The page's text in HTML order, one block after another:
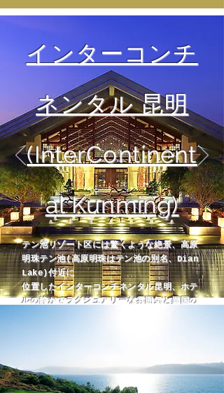
インターコンチ
ネンタル 昆明
(InterContinent
al Kunming)
テン池リゾート区には驚くような絶景、高原
明珠テン池(高原明珠はテン池の別名、Dian
Lake)付近に
位置したインターコンチネンタル昆明、ホテ
ルの静かでラグジュアリーな雰囲気と異国の
40km、テン池(Dian Lake)や西山等の観光
地もあります。インターコンチネンタル昆明